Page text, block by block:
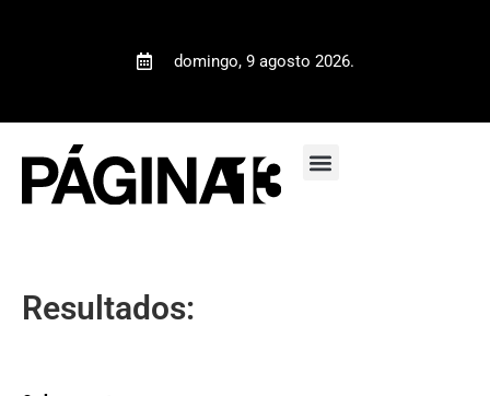
domingo, 9 agosto 2026.
Resultados: